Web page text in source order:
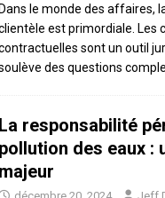
Dans le monde des affaires,
est primordiale. Les
sont un outil
des questions
La responsabilité
pollution des eaux :
majeur